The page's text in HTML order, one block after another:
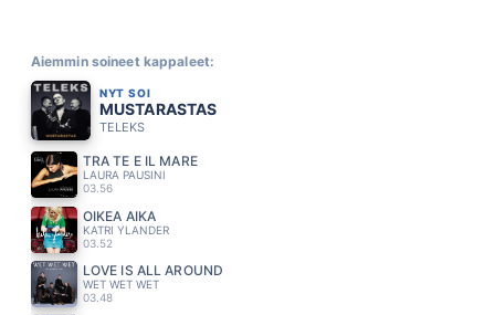
Aiemmin soineet kappaleet:
NYT SOI
MUSTARASTAS
TELEKS
TRA TE E IL MARE
LAURA PAUSINI
03.56
OIKEA AIKA
KATRI YLANDER
03.52
LOVE IS ALL AROUND
WET WET WET
03.48